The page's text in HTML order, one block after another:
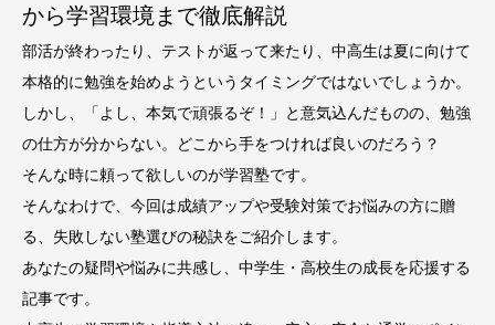
から学習環境まで徹底解説
部活が終わったり、テストが返って来たり、中高生は夏に向けて
本格的に勉強を始めようというタイミングではないでしょうか。
しかし、「よし、本気で頑張るぞ！」と意気込んだものの、勉強
の仕方が分からない。どこから手をつければ良いのだろう？
そんな時に頼って欲しいのが学習塾です。
そんなわけで、今回は成績アップや受験対策でお悩みの方に贈
る、失敗しない塾選びの秘訣をご紹介します。
あなたの疑問や悩みに共感し、中学生・高校生の成長を応援する
記事です。